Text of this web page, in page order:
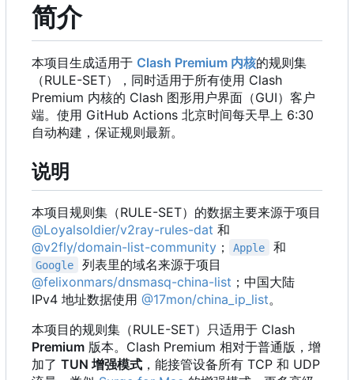
简介
本项目生成适用于 Clash Premium 内核的规则集
（RULE-SET） ， 同时适用于所有使用 Clash
Premium 内核的 Clash 图形用户界面 （GUI） 客户
端。使用 GitHub Actions 北京时间每天早上 6:30
自动构建，保证规则最新。
说明
本项目规则集 （RULE-SET） 的数据主要来源于项目
@Loyalsoldier/v2ray-rules-dat 和
@v2fly/domain-list-community ； Apple 和
Google
列表里的域名来源于项目
@felixonmars/dnsmasq-china-list ；中国大陆
IPv4 地址数据使用 @17mon/china_ip_list。
本项目的规则集 （RULE-SET）
只适用于 Clash
Premium 版本。Clash Premium 相对于普通版，增
加了 TUN 增强模式 ，能接管设备所有 TCP 和 UDP